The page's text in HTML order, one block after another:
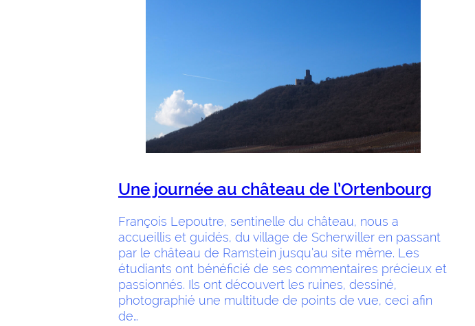
Une journée au château de l’Ortenbourg
François Lepoutre, sentinelle du château, nous a
accueillis et guidés, du village de Scherwiller en passant
par le château de Ramstein jusqu’au site même. Les
étudiants ont bénéficié de ses commentaires précieux et
passionnés. Ils ont découvert les ruines, dessiné,
photographié une multitude de points de vue, ceci afin
de…